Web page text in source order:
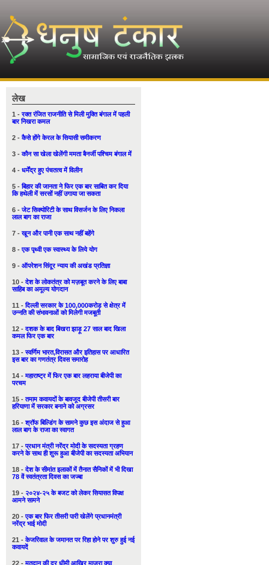
लेख
1 -रक्त रंजित राजनीति से मिली मुक्ति बंगाल में पहली
बार निखरा कमल
2 -कैसे होंगे केरल के सियासी समीकरण
3 -कौन सा खेला खेलेंगी ममता बैनर्जी पश्चिम बंगाल में
4 - धर्मेंद्र हुए पंचतत्व में विलीन
5 -बिहार की जानता ने फिर एक बार साबित कर दिया
कि हथेली में सरसों नहीं उगाया जा सकता
6 -जेट सिक्योरिटी के साथ विसर्जन के लिए निकला
लाल बाग का राजा
7 -खून और पानी एक साथ नहीं बहेंगे
8 -एक पृथ्वी एक स्वास्थ्य के लिये योग
9 - ऑपरेशन सिंदूर न्याय की अखंड प्रतिज्ञा
10 -देश के लोकतंत्र को मज़बूत करने के लिए बाबा
साहिब का अमूल्य योगदान
11 -दिल्ली सरकार के 100,000करोड़ से क्षेत्र में
उन्नति की संभावनाओं को मिलेगी मजबूती
12 -दशक के बाद बिखरा झाड़ू 27 साल बाद खिला
कमल फिर एक बार
13 -स्वर्णिम भारत,विरासत और इतिहास पर आधारित
इस बार का गणतंत्र दिवस समारोह
14 -महाराष्ट्र में फिर एक बार लहराया बीजेपी का
परचम
15 -तमाम कवायदों के बावजूद बीजेपी तीसरी बार
हरियाणा में सरकार बनाने को अग्रसर
16 -श्रॉफ बिल्डिंग के सामने कुछ इस अंदाज से हुआ
लाल बाग के राजा का स्वागत
17 -प्रधान मंत्री नरेंद्र मोदी के सदस्यता ग्रहण
करने के साथ ही शुरू हुआ बीजेपी का सदस्यता अभियान
18 -देश के सीमांत इलाकों में तैनात सैनिकों में भी दिखा
78 वें स्वतंत्रता दिवस का जज्बा
19 - २०२४-२५ के बजट को लेकर सियासत विपक्ष
आमने सामने
20 -एक बार फिर तीसरी पारी खेलेंगे प्रधानमंत्री
नरेंद्र भाई मोदी
21 -केजरिवाल के जमानत पर रिहा होने पर शुरु हुई नई
कवायदें
22 -मतदान की दर धीमी आखिर माजरा क्या